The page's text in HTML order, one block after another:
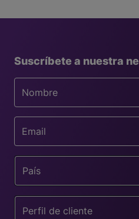
Suscríbete a nuestra
País
Perfil de cliente